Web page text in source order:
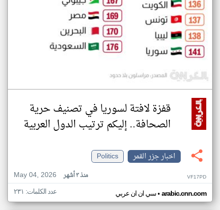
قفزة لافتة لسوريا في تصنيف حرية
الصحافة.. إليكم ترتيب الدول العربية
اخبار جزر القمر
Politics
May 04, 2026
منذ ٣ أشهر VF17PD
سي ان ان عربي• arabic.cnn.com عدد الكلمات: ٢٣١